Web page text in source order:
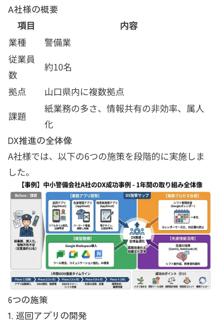
A社様の概要
項目
内容
業種
警備業
従業員
数
約10名
拠点
山口県内に複数拠点
課題
紙業務の多さ、情報共有の非効率、属人
化
DX推進の全体像
A社様では、以下の6つの施策を段階的に実施しま
した。
6つの施策
1. 巡回アプリの開発